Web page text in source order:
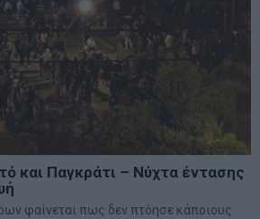
και Παγκράτι – Νύχτα έντασης
φαίνεται πως δεν πτόησε κάποιους